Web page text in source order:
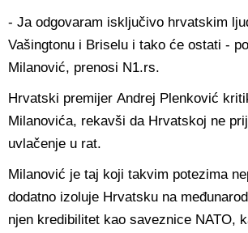
- Ja odgovaram isključivo hrvatskim
Vašingtonu i Briselu i tako će ostati -
Milanović, prenosi N1.rs.
Hrvatski premijer Andrej Plenković
Milanovića, rekavši da Hrvatskoj ne
uvlačenje u rat.
Milanović je taj koji takvim potezima
dodatno izoluje Hrvatsku na
njen kredibilitet kao saveznice NATO,